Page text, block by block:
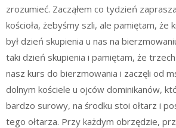
zrozumieć. Zacząłem co tydzień
kościoła, żebyśmy szli, ale pamiętam, że
był dzień skupienia u nas na
taki dzień skupienia i pamiętam, że
nasz kurs do bierzmowania i zaczęli od
dolnym kościele u ojców dominikanów,
bardzo surowy, na środku stoi ołtarz i
tego ołtarza. Przy każdym obrzędzie,